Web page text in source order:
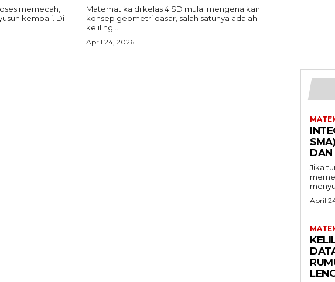
memecah,
kembali. Di
Matematika di kelas 4 SD mulai mengenalkan
konsep geometri dasar, salah satunya adalah
keliling...
April 24, 2026
DAN
Jika
April